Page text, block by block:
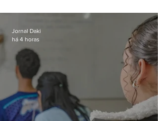
Bangu
Jornal Daki
há 4 horas